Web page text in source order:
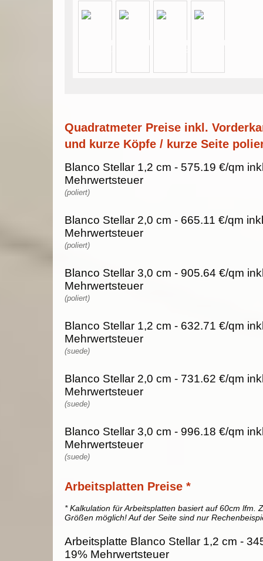
Quadratmeter Preise inkl.
und kurze Köpfe / kurze Seite
Blanco Stellar 1,2 cm - 575.19 €/qm
Mehrwertsteuer
(poliert)
Blanco Stellar 2,0 cm - 665.11 €/qm
Mehrwertsteuer
(poliert)
Blanco Stellar 3,0 cm - 905.64 €/qm
Mehrwertsteuer
(poliert)
Blanco Stellar 1,2 cm - 632.71 €/qm
Mehrwertsteuer
(suede)
Blanco Stellar 2,0 cm - 731.62 €/qm
Mehrwertsteuer
(suede)
Blanco Stellar 3,0 cm - 996.18 €/qm
Mehrwertsteuer
(suede)
Arbeitsplatten Preise *
* Kalkulation für Arbeitsplatten basiert auf 60cm lfm.
Größen möglich! Auf der Seite sind nur
Arbeitsplatte Blanco Stellar 1,2 cm -
19% Mehrwertsteuer